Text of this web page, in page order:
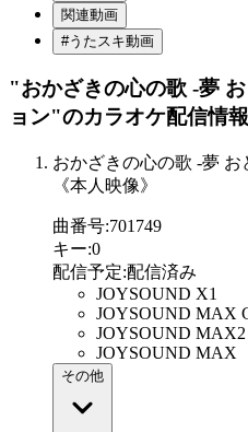
関連動画
#うたスキ動画
"おかざきの心の歌 -夢
ョン"のカラオケ配信情報
おかざきの心の歌 -夢
《本人映像》
曲番号:701749
キー:0
配信予定:配信済み
JOYSOUND X1
JOYSOUND MAX
JOYSOUND MAX2
JOYSOUND MAX
その他